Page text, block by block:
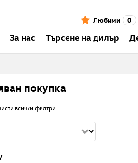
Любими 0
За нас Търсене на дилър
покупка
всички филтри